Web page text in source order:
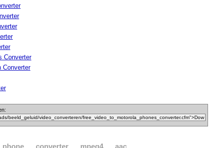
Converter
Converter
phone converter mpeg4 aac